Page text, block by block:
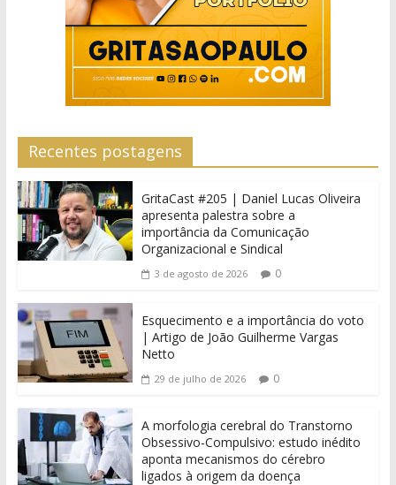
Recentes postagens
GritaCast #205 | Daniel Lucas Oliveira
apresenta palestra sobre a
importância da Comunicação
Organizacional e Sindical
3 de agosto de 2026 0
Esquecimento e a importância do voto
| Artigo de João Guilherme Vargas
Netto
29 de julho de 2026 0
A morfologia cerebral do Transtorno
Obsessivo-Compulsivo: estudo inédito
aponta mecanismos do cérebro
ligados à origem da doença